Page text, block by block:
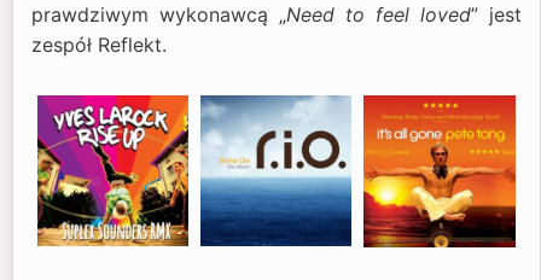
prawdziwym wykonawcą „Need to feel loved” jest
zespół Reflekt.